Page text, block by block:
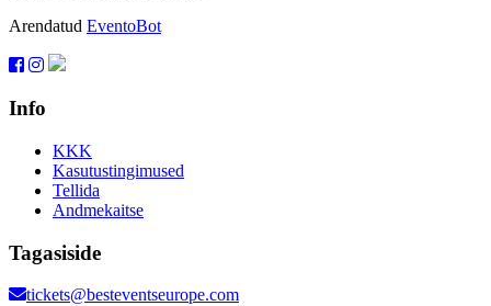
Arendatud EventoBot
Info
KKK
Kasutustingimused
Tellida
Andmekaitse
Tagasiside
tickets@besteventseurope.com